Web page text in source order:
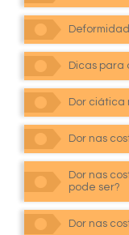
Dicas para
Dor ciática
Dor nas
Dor nas
pode ser?
Dor nas